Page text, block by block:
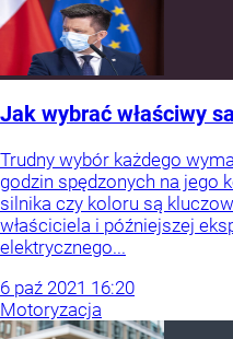
Jak wybrać właściwy
Trudny wybór każdego
godzin spędzonych na jego
silnika czy koloru są
właściciela i późniejszej
elektrycznego...
6 paź 2021 16:20
Motoryzacja